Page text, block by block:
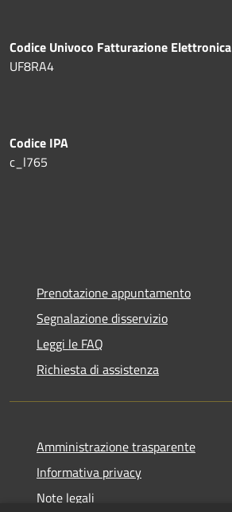
Codice Univoco Fatturazione Elettronica
UF8RA4
Codice IPA
c_l765
Prenotazione appuntamento
Segnalazione disservizio
Leggi le FAQ
Richiesta di assistenza
Amministrazione trasparente
Informativa privacy
Note legali